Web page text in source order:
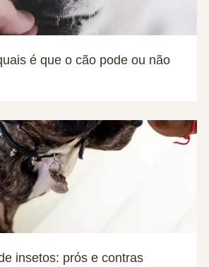
é que o cão pode ou não
insetos: prós e contras